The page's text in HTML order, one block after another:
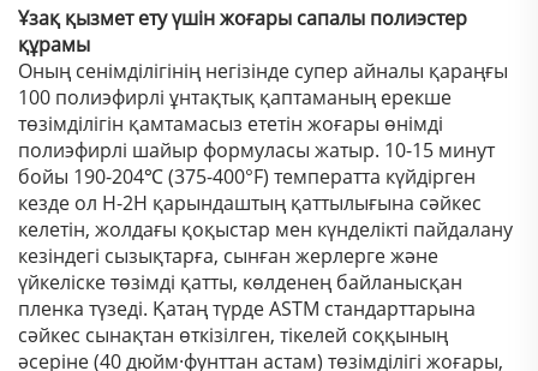
Ұзақ қызмет ету үшін жоғары сапалы полиэстер
құрамы
Оның сенімділігінің негізінде супер айналы қараңғы
100 полиэфирлі ұнтақтық қаптаманың ерекше
төзімділігін қамтамасыз ететін жоғары өнімді
полиэфирлі шайыр формуласы жатыр. 10-15 минут
бойы 190-204℃ (375-400°F) температтa күйдірген
кезде ол H-2H қарындаштың қаттылығына сәйкес
келетін, жолдағы қоқыстар мен күнделікті пайдалану
кезіндегі сызықтарға, сынған жерлерге және
үйкеліске төзімді қатты, көлденең байланысқан
пленка түзеді. Қатаң түрде ASTM стандарттарына
сәйкес сынақтан өткізілген, тікелей соққының
әсеріне (40 дюйм·фунттан астам) төзімділігі жоғары,